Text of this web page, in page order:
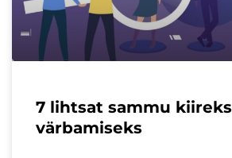
7 lihtsat sammu kiireks
värbamiseks